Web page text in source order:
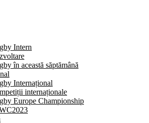
Intern
în această săptămână
Internațional
internaționale
Europe Championship